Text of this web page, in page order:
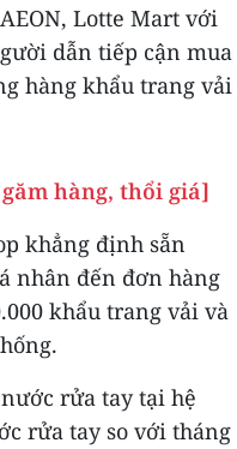
Lotte Mart với
dẫn tiếp cận mua
hàng khẩu trang vải
hàng, thổi giá]
khẳng định sẵn
nhân đến đơn hàng
khẩu trang vải và
rửa tay tại hệ
rửa tay so với tháng